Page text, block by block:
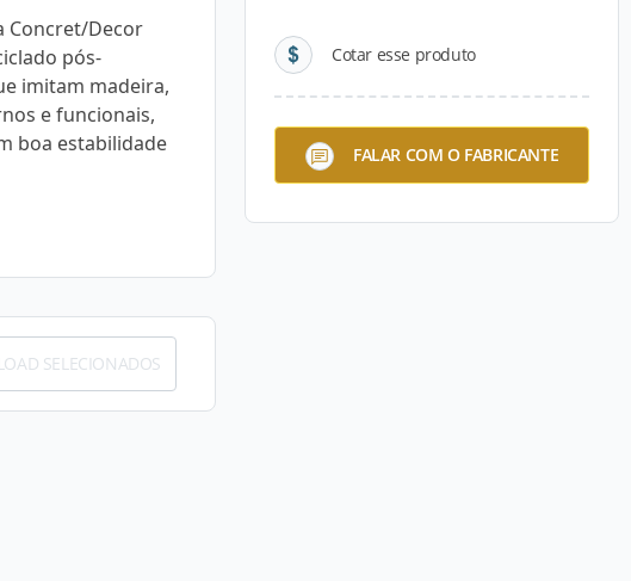
Concret/Decor
pós-
imitam madeira,
e funcionais,
boa estabilidade
Cotar esse produto
FALAR COM O FABRICANTE
SELECIONADOS